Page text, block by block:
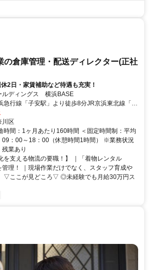
の倉庫管理・配送ディレクター(正社
2日・家賃補助など待遇も充実！
ルディングス 横浜BASE
急行線「子安駅」より徒歩8分JR京浜東北線「新
川区
時間：1ヶ月あたり160時間 ＜固定時間制：平均
09：00～18：00（休憩時間1時間） ※業務状況
業あり
を支える物流の要職！】 ｜「着物レンタル
理！ ｜現場作業だけでなく、スタッフ育成や
▽ここが見どころ▽ ◎未経験でも月給30万円ス